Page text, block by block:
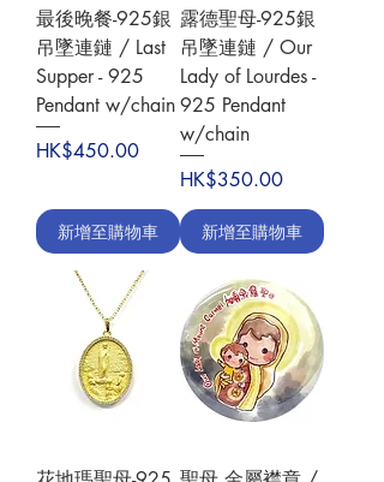
最後晚餐-925銀
吊墜連鏈 / Last
Supper - 925
Pendant w/chain
價格
HK$450.00
新增至購物車
露德聖母-925銀
吊墜連鏈 / Our
Lady of Lourdes -
925 Pendant
w/chain
價格
HK$350.00
新增至購物車